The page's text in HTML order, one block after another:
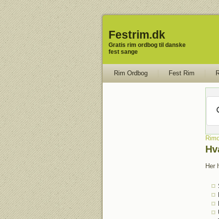
Festrim.dk
Gratis rim ordbog til danske
fest sange
Rim Ordbog Fest Rim
Her